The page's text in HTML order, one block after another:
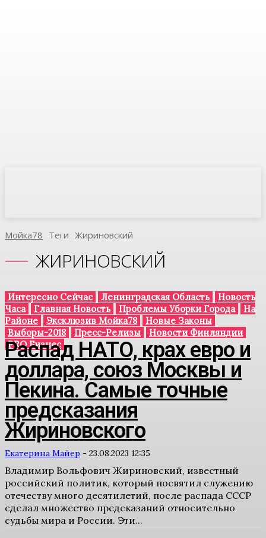
Мойка78 Теги Жириновский
ЖИРИНОВСКИЙ
Интересно Сейчас Ленинградская Область
Новость
Часа
Главная Новость Проблемы Уборки Города
На
Районе
Эксклюзив Мойка78
Новые Законы
Выборы-2018
Пресс-Релизы
Новости Финляндии
PRO Бизнес
Распад НАТО, крах евро и
доллара, союз Москвы и
Пекина. Самые точные
предсказания
Жириновского
Екатерина Майер - 23.08.2023 12:35
Владимир Вольфович Жириновский, известный
российский политик, который посвятил служению
отечеству много десятилетий, после распада СССР
сделал множество предсказаний относительно
судьбы мира и России. Эти...